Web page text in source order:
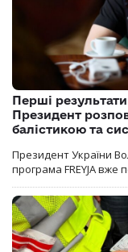
Перші
Президент
балістикою та
Президент України
програма FREYJA вже